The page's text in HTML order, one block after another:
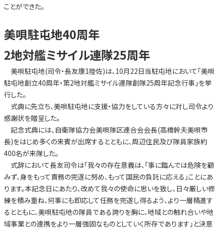
ことができた。
美唄駐屯地40周年
2地対艦ミサイル連隊25周年
美唄駐屯地(司令・長友康1陸佐)は、10月22日当駐屯地において「美唄
駐屯地創立40周年・第2地対艦ミサイル連隊創隊25周年記念行事」を挙
行した。
式典に先立ち、美唄駐屯地に支援・協力をしている方々に対し司令より
感謝状を贈呈した。
記念式典には、自衛隊協力会美唄隊区連合会会長(高橋幹夫美唄市
長)をはじめ多くの来賓が出席するとともに、周辺住民及び隊員家族約
400名が来隊した。
式辞において長友司令は「我々の存在意義は、「事に臨んでは危険を顧
みず、身をもって責務の完遂に努め、もって国民の負託に応える」ことにあ
ります。本記念日にあたり、改めて我々の使命に思いを致し、日々厳しい修
練を積み重ね、何事にも即応して任務を完遂し得るよう、より一層精進す
るとともに、美唄駐屯地の隊員である誇りを胸に、地域との触れ合いや地
域事業との連携をより一層強固なものとしていく所存であります」と決意